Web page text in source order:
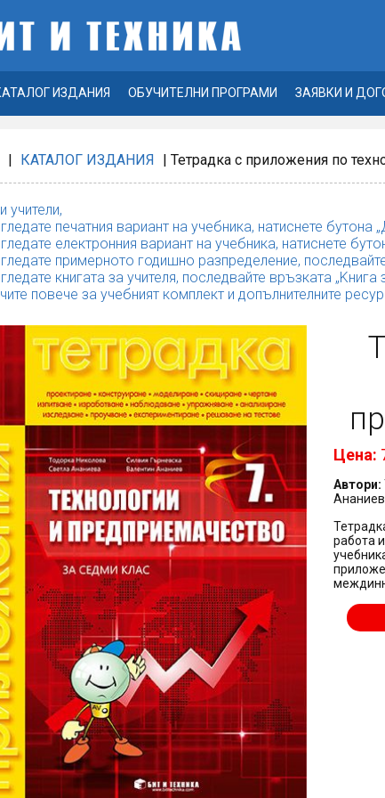
ИЗДАНИЯ ОБУЧИТЕЛНИ ПРОГРАМИ ЗАЯВКИ И
| КАТАЛОГ ИЗДАНИЯ | Тетрадка с приложения по
печатния вариант на учебника, натиснете бутона
електронния вариант на учебника, натиснете
примерното годишно разпределение,
книгата за учителя, последвайте връзката „Kнига
повече за учебният комплект и допълнителните
Цена:
Автори:
Ананиев
работа